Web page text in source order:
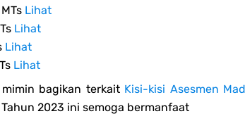
Lihat
Lihat
Lihat
Lihat
bagikan terkait Kisi-kisi Asesmen
Tahun 2023 ini semoga bermanfaat